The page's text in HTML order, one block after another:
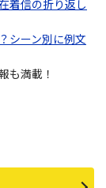
着信の折り返し
シーン別に例文
も満載！